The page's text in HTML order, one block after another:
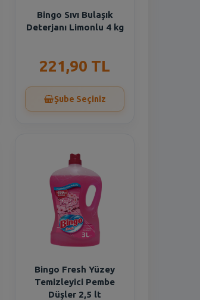
Bingo Sıvı Bulaşık
Deterjanı Limonlu 4 kg
221,90 TL
Şube Seçiniz
Bingo Fresh Yüzey
Temizleyici Pembe
Düşler 2,5 lt